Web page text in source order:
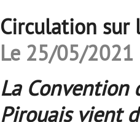
Circulation sur
Le 25/05/2021
La Convention
Pirouais vient